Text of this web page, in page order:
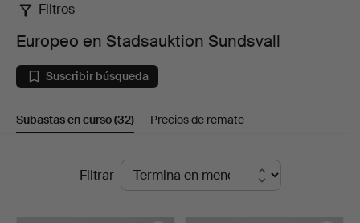
Europeo
en
Stadsauktion
Sundsvall
Filtros
Europeo en Stadsauktion Sundsvall
Suscribir búsqueda
Subastas en curso(32) Precios de remate
SubastasFiltrar